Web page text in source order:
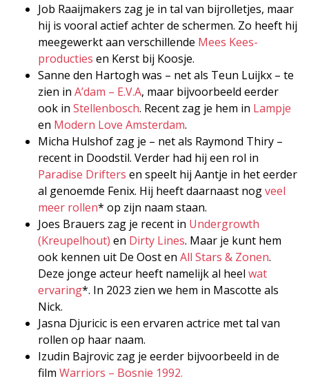
Job Raaijmakers zag je in tal van bijrolletjes, maar
hij is vooral actief achter de schermen. Zo heeft hij
meegewerkt aan verschillende Mees Kees-
producties en Kerst bij Koosje.
Sanne den Hartogh was – net als Teun Luijkx – te
zien in A’dam – E.V.A, maar bijvoorbeeld eerder
ook in Stellenbosch. Recent zag je hem in Lampje
en Modern Love Amsterdam.
Micha Hulshof zag je – net als Raymond Thiry –
recent in Doodstil. Verder had hij een rol in
Paradise Drifters en speelt hij Aantje in het eerder
al genoemde Fenix. Hij heeft daarnaast nogveel
meer rollen* op zijn naam staan.
Joes Brauers zag je recent in Undergrowth
(Kreupelhout) en Dirty Lines. Maar je kunt hem
ook kennen uit De Oost en All Stars & Zonen.
Deze jonge acteur heeft namelijk al heel wat
ervaring*. In 2023 zien we hem in Mascotte als
Nick.
Jasna Djuricic is een ervaren actrice met tal van
rollen op haar naam.
Izudin Bajrovic zag je eerder bijvoorbeeld in de
film Warriors – Bosnie 1992.